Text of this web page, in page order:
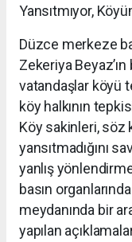
Yansıtmıyor,
Düzce merkeze
Zekeriya Beyaz’ın
vatandaşlar köyü
köy halkının
Köy sakinleri, söz
yansıtmadığını
yanlış
basın
meydanında bir
yapılan